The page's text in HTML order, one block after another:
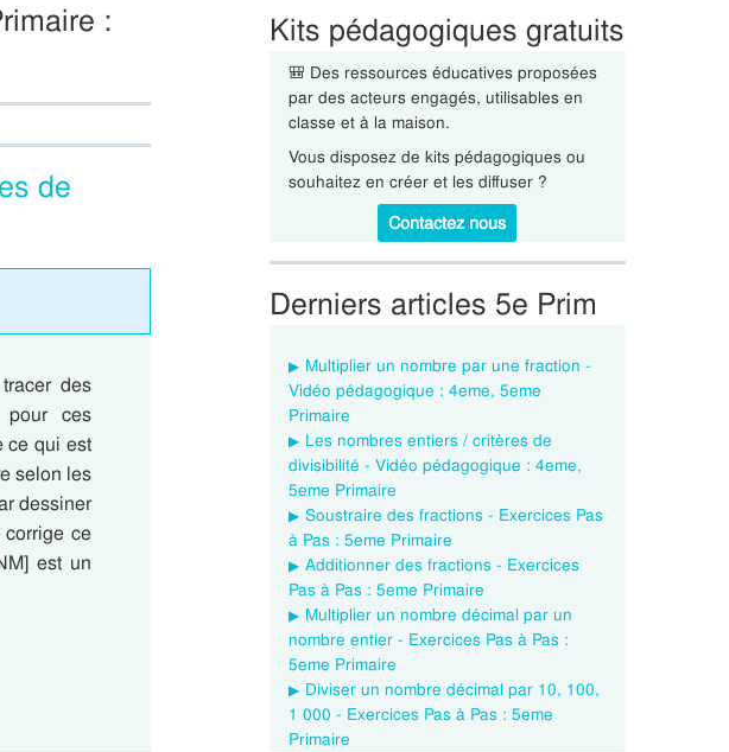
:
de
des
pour ces
ce qui est
selon les
dessiner
ce
est un
Kits pédagogiques gratuits
🎒 Des ressources éducatives proposées
par des acteurs engagés, utilisables en
classe et à la maison.
Vous disposez de kits pédagogiques ou
souhaitez en créer et les diffuser ?
Contactez nous
Derniers articles 5e Prim
Multiplier un nombre par une fraction -
Vidéo pédagogique : 4eme, 5eme
Primaire
Les nombres entiers / critères de
divisibilité - Vidéo pédagogique : 4eme,
5eme Primaire
Soustraire des fractions - Exercices Pas
à Pas : 5eme Primaire
Additionner des fractions - Exercices
Pas à Pas : 5eme Primaire
Multiplier un nombre décimal par un
nombre entier - Exercices Pas à Pas :
5eme Primaire
Diviser un nombre décimal par 10, 100,
1 000 - Exercices Pas à Pas : 5eme
Primaire